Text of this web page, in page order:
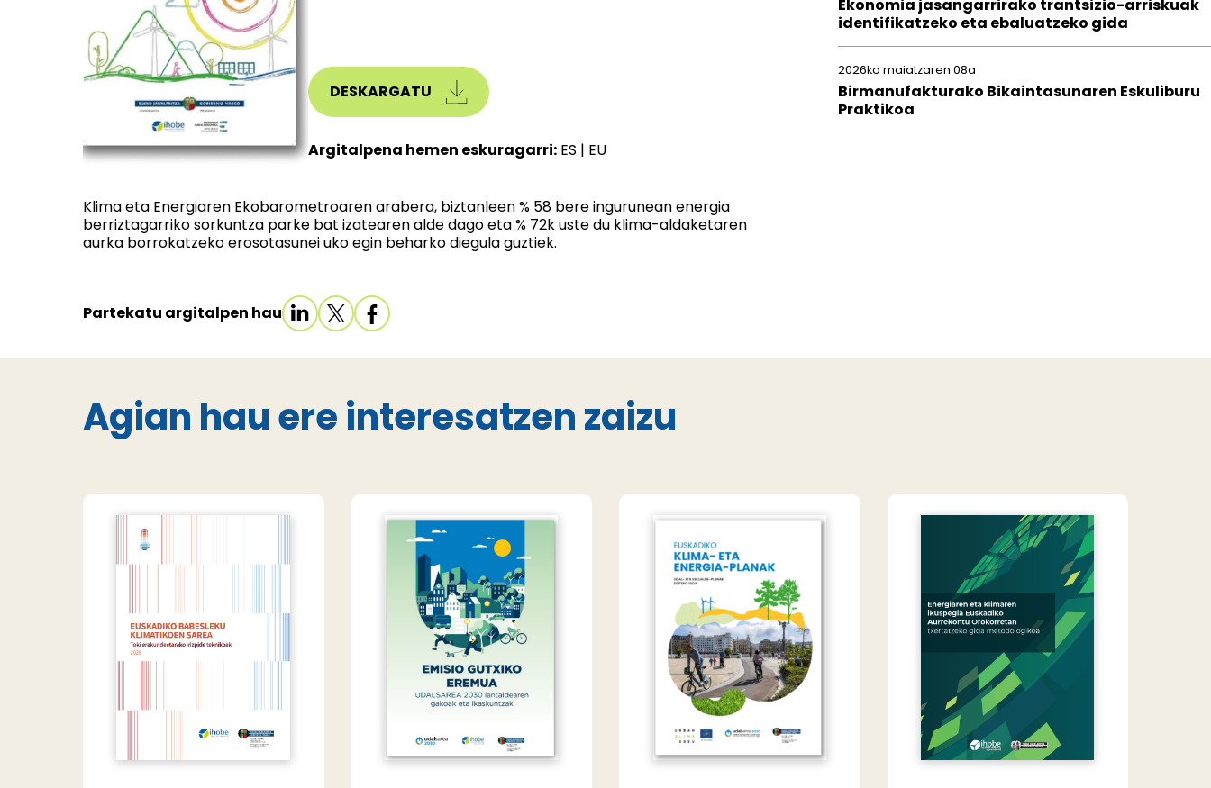
DESKARGATU
Argitalpena hemen eskuragarri: ES | EU
Klima eta Energiaren Ekobarometroaren arabera, biztanleen % 58 bere ingurunean energia
berriztagarriko sorkuntza parke bat izatearen alde dago eta % 72k uste du klima-aldaketaren
aurka borrokatzeko erosotasunei uko egin beharko diegula guztiek.
Partekatu argitalpen hau
Ekonomia jasangarrirako trantsizio-arriskuak
identifikatzeko eta ebaluatzeko gida
2026ko maiatzaren 08a
Birmanufakturako Bikaintasunaren Eskuliburu
Praktikoa
Agian hau ere interesatzen zaizu